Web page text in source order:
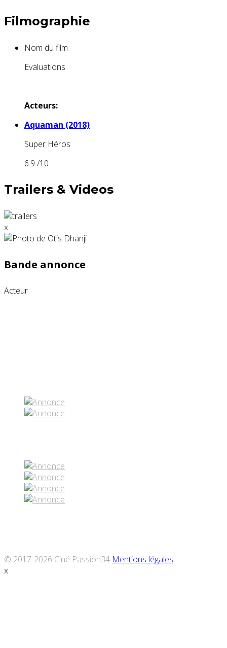
Filmographie
Nom du film
Evaluations
Acteurs:
Aquaman (2018)
Super Héros
6.9 /10
Trailers & Videos
x
Bande annonce
Acteur
© 2017-2026 Ciné Passion34 Mentions légales
x